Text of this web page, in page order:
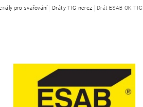
pro svařování Dráty TIG nerez Drát ESAB OK